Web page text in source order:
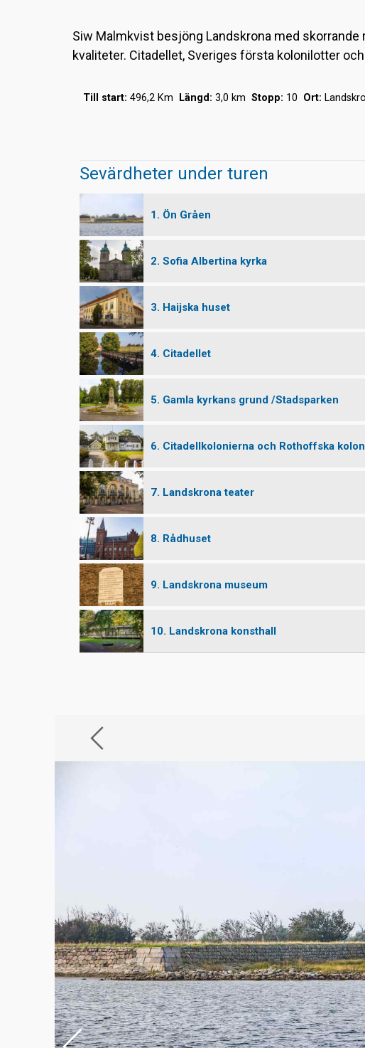
Siw Malmkvist besjöng Landskrona med
kvaliteter. Citadellet, Sveriges första kolonilotter
Till start: 496,2 Km Längd: 3,0 km Stopp: 10 Ort:
Sevärdheter under turen
1. Ön Gråen
2. Sofia Albertina kyrka
3. Haijska huset
4. Citadellet
5. Gamla kyrkans grund /Stadsparken
6. Citadellkolonierna och Rothoffska
7. Landskrona teater
8. Rådhuset
9. Landskrona museum
10. Landskrona konsthall